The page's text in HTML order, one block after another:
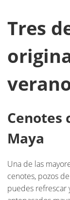
Tres
Cenotes
Maya
Una de las
cenotes, pozos
puedes refrescar